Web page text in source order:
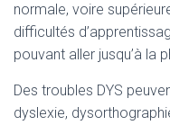
normale, voire
difficultés
pouvant aller jusqu’à la
Des troubles DYS
dyslexie,